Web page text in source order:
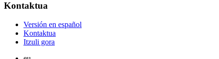
Kontaktua
Versión en español
Kontaktua
Itzuli gora